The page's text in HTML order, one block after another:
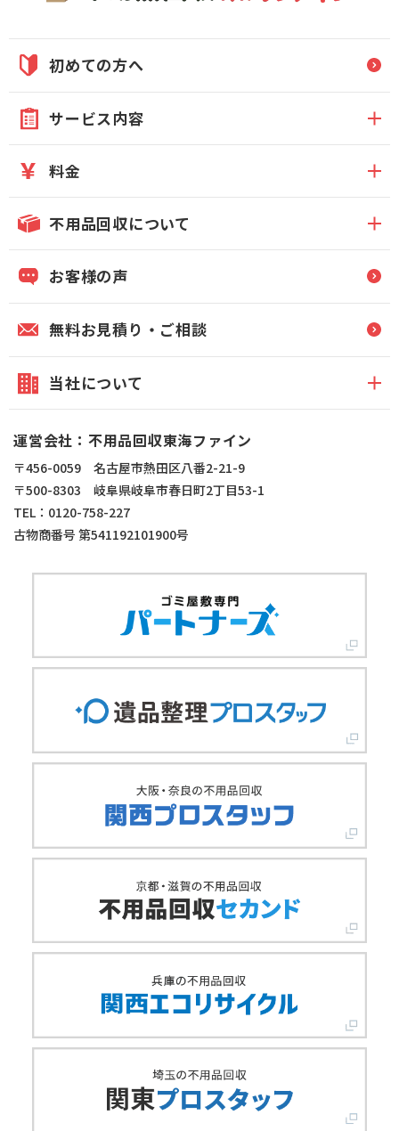
初めての方へ
サービス内容
料金
不用品回収について
お客様の声
無料お見積り・ご相談
当社について
運営会社：不用品回収東海ファイン
〒456-0059 名古屋市熱田区八番2-21-9
〒500-8303 岐阜県岐阜市春日町2丁目53-1
TEL：0120-758-227
古物商番号 第541192101900号